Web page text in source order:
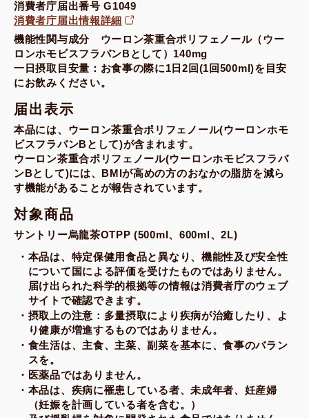
消費者庁届出番号 G1049
消費者庁届出情報詳細
機能性関与成分 ウーロン茶重合ポリフェノール（ウー
ロンホモビスフラバンBとして）140mg
一日摂取目安量：お食事の際に1日2回(1回500ml)を目安
にお飲みください。
届出表示
本品には、ウーロン茶重合ポリフェノール(ウーロンホモ
ビスフラバンBとして)が含まれます。
ウーロン茶重合ポリフェノール(ウーロンホモビスフラバ
ンBとして)には、BMIが高めの方のおなかの脂肪を減ら
す機能があることが報告されています。
対象商品
サントリー烏龍茶OTPP (500ml、600ml、2L)
本品は、特定保健用食品と異なり、機能性及び安全性
について国による評価を受けたものではありません。
届け出られた科学的根拠等の情報は消費者庁のウェブ
サイトで確認できます。
摂取上の注意：多量摂取により疾病が治癒したり、よ
り健康が増進するものではありません。
食生活は、主食、主菜、副菜を基本に、食事のバラン
スを。
医薬品ではありません。
本品は、疾病に罹患している者、未成年者、妊産婦
（妊娠を計画している者を含む。）